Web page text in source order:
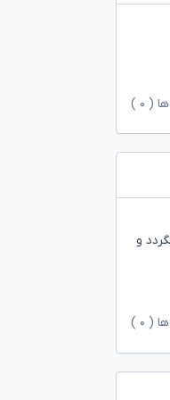
( ۰
و
( ۰